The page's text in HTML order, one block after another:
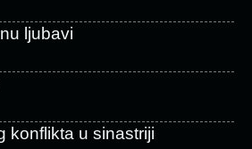
ljubavi
konflikta u sinastriji